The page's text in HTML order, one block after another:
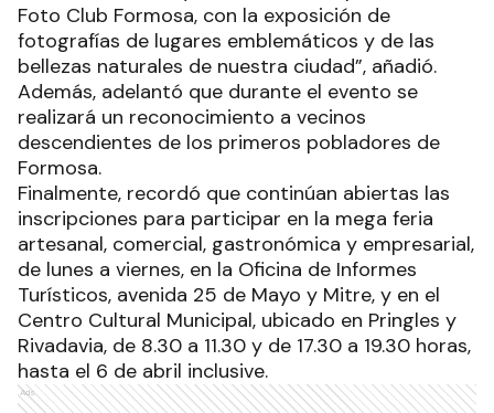
Foto Club Formosa, con la exposición de
fotografías de lugares emblemáticos y de las
bellezas naturales de nuestra ciudad”, añadió.
Además, adelantó que durante el evento se
realizará un reconocimiento a vecinos
descendientes de los primeros pobladores de
Formosa.
Finalmente, recordó que continúan abiertas las
inscripciones para participar en la mega feria
artesanal, comercial, gastronómica y empresarial,
de lunes a viernes, en la Oficina de Informes
Turísticos, avenida 25 de Mayo y Mitre, y en el
Centro Cultural Municipal, ubicado en Pringles y
Rivadavia, de 8.30 a 11.30 y de 17.30 a 19.30 horas,
hasta el 6 de abril inclusive.
Ads